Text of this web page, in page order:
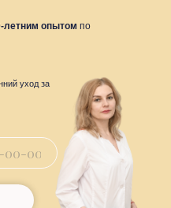
летним опытом по
уход за